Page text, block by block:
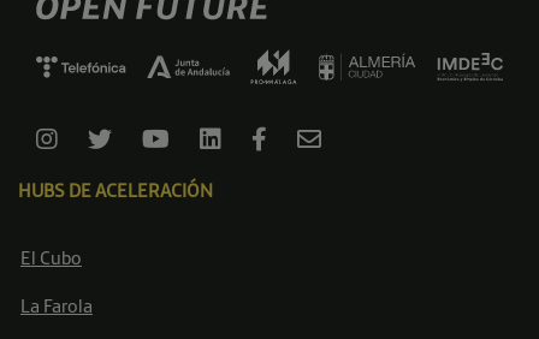
HUBS DE ACELERACIÓN
El Cubo
La Farola